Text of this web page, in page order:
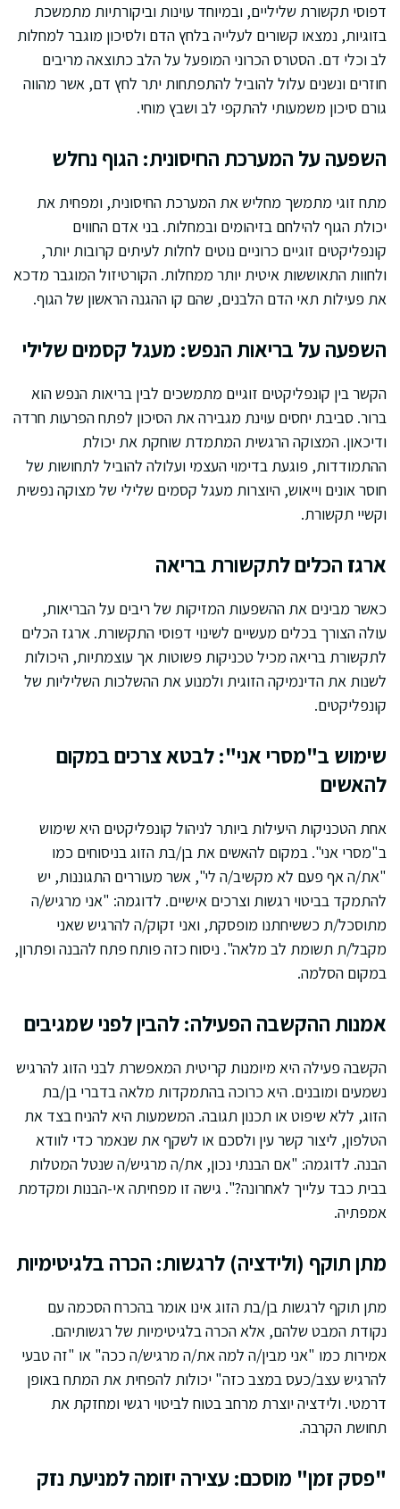
דפוסי תקשורת שליליים, ובמיוחד עוינות וביקורתיות מתמשכת
בזוגיות, נמצאו קשורים לעלייה בלחץ הדם ולסיכון מוגבר למחלות
לב וכלי דם. הסטרס הכרוני המופעל על הלב כתוצאה מריבים
חוזרים ונשנים עלול להוביל להתפתחות יתר לחץ דם, אשר מהווה
גורם סיכון משמעותי להתקפי לב ושבץ מוחי.
השפעה על המערכת החיסונית: הגוף נחלש
מתח זוגי מתמשך מחליש את המערכת החיסונית, ומפחית את
יכולת הגוף להילחם בזיהומים ובמחלות. בני אדם החווים
קונפליקטים זוגיים כרוניים נוטים לחלות לעיתים קרובות יותר,
ולחוות התאוששות איטית יותר ממחלות. הקורטיזול המוגבר מדכא
את פעילות תאי הדם הלבנים, שהם קו ההגנה הראשון של הגוף.
השפעה על בריאות הנפש: מעגל קסמים שלילי
הקשר בין קונפליקטים זוגיים מתמשכים לבין בריאות הנפש הוא
ברור. סביבת יחסים עוינת מגבירה את הסיכון לפתח הפרעות חרדה
ודיכאון. המצוקה הרגשית המתמדת שוחקת את יכולת
ההתמודדות, פוגעת בדימוי העצמי ועלולה להוביל לתחושות של
חוסר אונים וייאוש, היוצרות מעגל קסמים שלילי של מצוקה נפשית
וקשיי תקשורת.
ארגז הכלים לתקשורת בריאה
כאשר מבינים את ההשפעות המזיקות של ריבים על הבריאות,
עולה הצורך בכלים מעשיים לשינוי דפוסי התקשורת. ארגז הכלים
לתקשורת בריאה מכיל טכניקות פשוטות אך עוצמתיות, היכולות
לשנות את הדינמיקה הזוגית ולמנוע את ההשלכות השליליות של
קונפליקטים.
שימוש ב"מסרי אני": לבטא צרכים במקום
להאשים
אחת הטכניקות היעילות ביותר לניהול קונפליקטים היא שימוש
ב"מסרי אני". במקום להאשים את בן/בת הזוג בניסוחים כמו
"את/ה אף פעם לא מקשיב/ה לי", אשר מעוררים התגוננות, יש
להתמקד בביטוי רגשות וצרכים אישיים. לדוגמה: "אני מרגיש/ה
מתוסכל/ת כששיחתנו מופסקת, ואני זקוק/ה להרגיש שאני
מקבל/ת תשומת לב מלאה". ניסוח כזה פותח פתח להבנה ופתרון,
במקום הסלמה.
אמנות ההקשבה הפעילה: להבין לפני שמגיבים
הקשבה פעילה היא מיומנות קריטית המאפשרת לבני הזוג להרגיש
נשמעים ומובנים. היא כרוכה בהתמקדות מלאה בדברי בן/בת
הזוג, ללא שיפוט או תכנון תגובה. המשמעות היא להניח בצד את
הטלפון, ליצור קשר עין ולסכם או לשקף את שנאמר כדי לוודא
הבנה. לדוגמה: "אם הבנתי נכון, את/ה מרגיש/ה שנטל המטלות
בבית כבד עלייך לאחרונה?". גישה זו מפחיתה אי-הבנות ומקדמת
אמפתיה.
מתן תוקף (ולידציה) לרגשות: הכרה בלגיטימיות
מתן תוקף לרגשות בן/בת הזוג אינו אומר בהכרח הסכמה עם
נקודת המבט שלהם, אלא הכרה בלגיטימיות של רגשותיהם.
אמירות כמו "אני מבין/ה למה את/ה מרגיש/ה ככה" או "זה טבעי
להרגיש עצב/כעס במצב כזה" יכולות להפחית את המתח באופן
דרמטי. ולידציה יוצרת מרחב בטוח לביטוי רגשי ומחזקת את
תחושת הקרבה.
"פסק זמן" מוסכם: עצירה יזומה למניעת נזק